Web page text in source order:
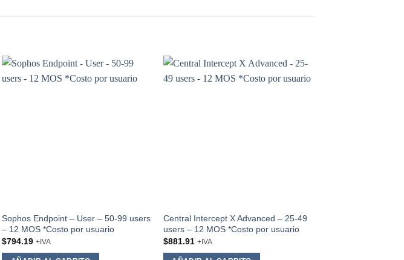
Sophos Endpoint – User – 50-99 users
– 12 MOS *Costo por usuario
$794.19 +IVA
Central Intercept X Advanced – 25-49
users – 12 MOS *Costo por usuario
$881.91 +IVA